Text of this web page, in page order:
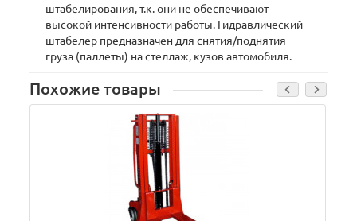
штабелирования, т.к. они не обеспечивают
высокой интенсивности работы. Гидравлический
штабелер предназначен для снятия/поднятия
груза (паллеты) на стеллаж, кузов автомобиля.
Похожие товары